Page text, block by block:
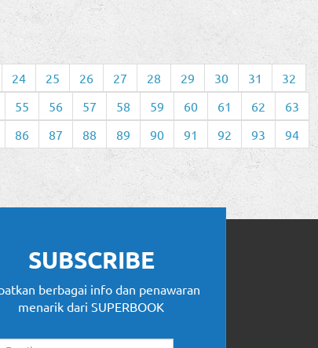
24 25 26 27 28 29 30 31
32
55 56 57 58 59 60 61 62
63
86 87 88 89 90 91 92 93
94
SUBSCRIBE
berbagai info dan penawaran
menarik dari SUPERBOOK